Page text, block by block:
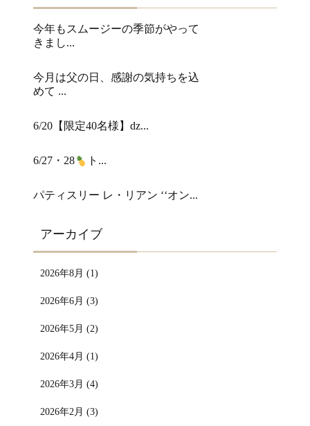
今年もスムージーの季節がやって
きまし...
今月は父の日、感謝の気持ちを込
めて ...
6/20【限定40名様】ǳ...
6/27・28 ト...
パティスリー レ・リアン ‘‘オン...
アーカイブ
2026年8月 (1)
2026年6月 (3)
2026年5月 (2)
2026年4月 (1)
2026年3月 (4)
2026年2月 (3)